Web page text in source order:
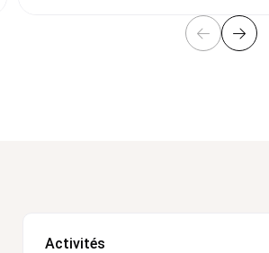
Activités